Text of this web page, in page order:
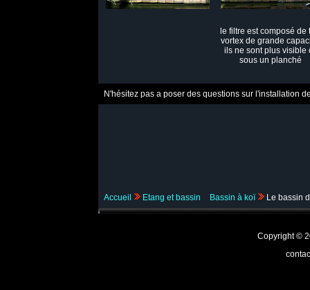
le filtre est composé de
vortex de grande
ils ne sont plus visible
sous un planché
N'hésitez pas a poser des questions sur l'installation
Accueil Etang et bassin Bassin à koï Le bassin
Copyright ©